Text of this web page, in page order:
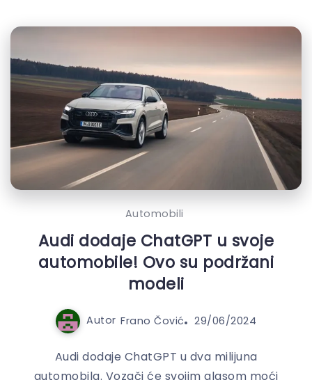
Automobili
Audi dodaje ChatGPT u svoje
automobile! Ovo su podržani
modeli
Autor Frano Čović 29/06/2024
Audi dodaje ChatGPT u dva milijuna
automobila. Vozači će svojim glasom moći